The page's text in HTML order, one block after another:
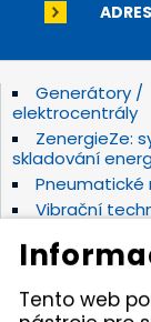
Generátory /
elektrocentrály
ZenergieZe:
skladování
Pneumatické
Vibrační
Hydraulické
Závěsná
kladiva
Tento web